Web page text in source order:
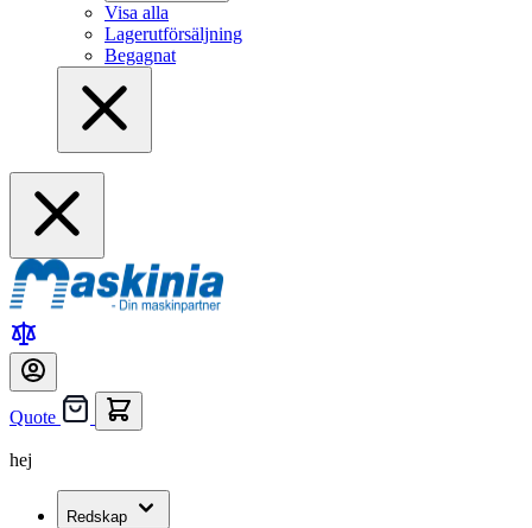
Visa alla
Lagerutförsäljning
Begagnat
Quote
hej
Redskap